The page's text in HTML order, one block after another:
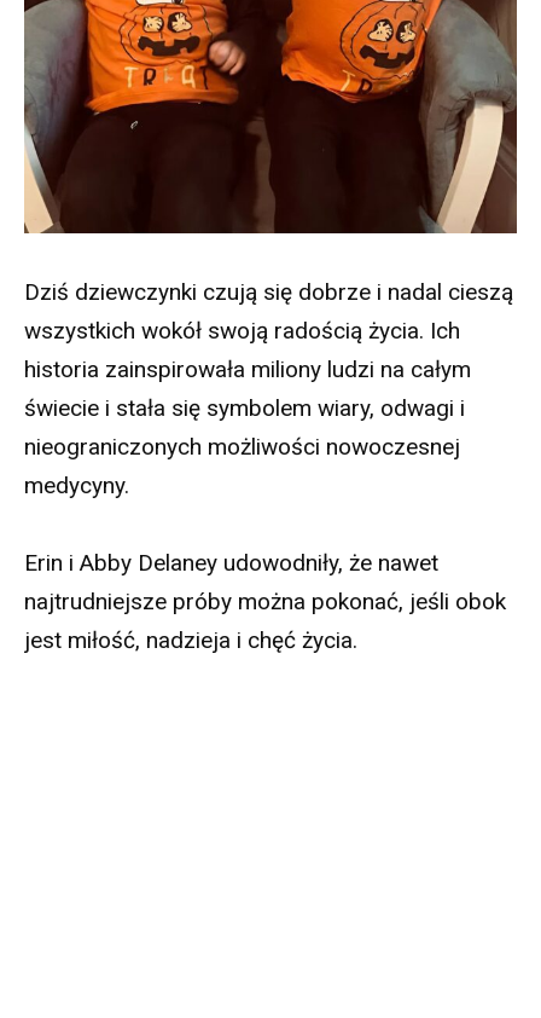
Dziś dziewczynki czują się dobrze i nadal cieszą
wszystkich wokół swoją radością życia. Ich
historia zainspirowała miliony ludzi na całym
świecie i stała się symbolem wiary, odwagi i
nieograniczonych możliwości nowoczesnej
medycyny.
Erin i Abby Delaney udowodniły, że nawet
najtrudniejsze próby można pokonać, jeśli obok
jest miłość, nadzieja i chęć życia.